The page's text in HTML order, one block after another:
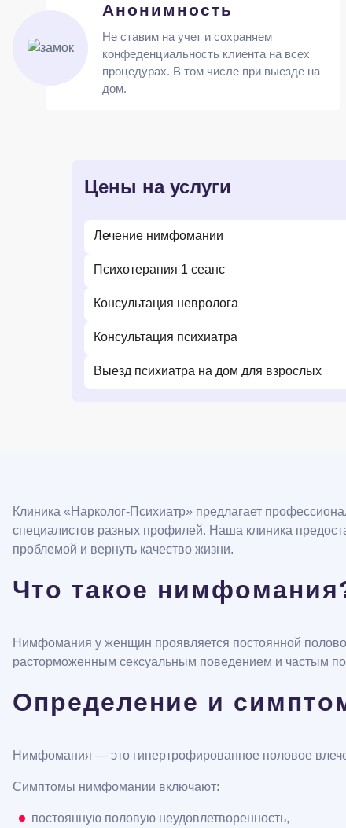
Анонимность
Не ставим на учет и сохраняем
конфеденциальность клиента на всех
процедурах. В том числе при выезде на
дом.
Цены на услуги
Лечение нимфомании
Психотерапия 1 сеанс
Консультация невролога
Консультация психиатра
Выезд психиатра на дом для взрослых
Клиника «Нарколог-Психиатр» предлагает
специалистов разных профилей. Наша клиника
проблемой и вернуть качество жизни.
Что такое
Нимфомания у женщин проявляется постоянной
расторможенным сексуальным поведением и частым
Определение и
Нимфомания — это гипертрофированное половое
Симптомы нимфомании включают:
постоянную половую неудовлетворенность,